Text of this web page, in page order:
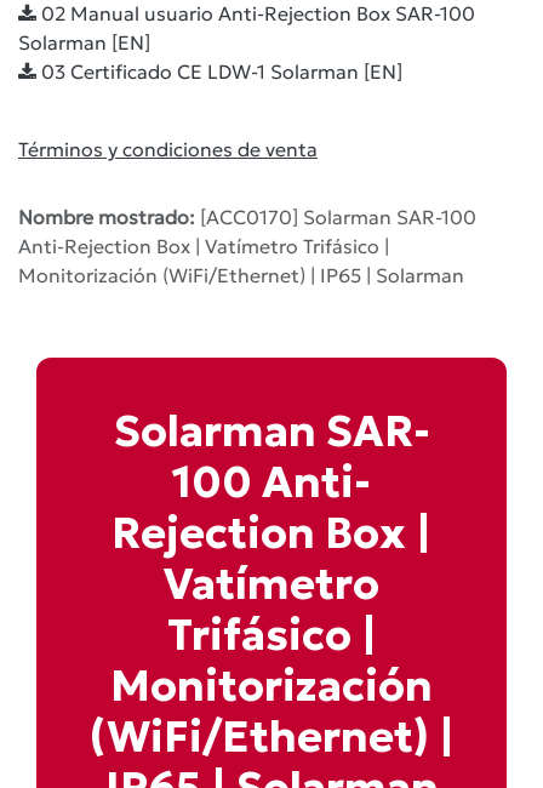
02 Manual usuario Anti-Rejection Box SAR-100
Solarman [EN]
03 Certificado CE LDW-1 Solarman [EN]
Términos y condiciones de venta
Nombre mostrado: [ACC0170] Solarman SAR-100
Anti-Rejection Box | Vatímetro Trifásico |
Monitorización (WiFi/Ethernet) | IP65 | Solarman
Solarman SAR-
100 Anti-
Rejection Box |
Vatímetro
Trifásico |
Monitorización
(WiFi/Ethernet) |